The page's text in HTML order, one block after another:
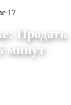
17
Продать
минут